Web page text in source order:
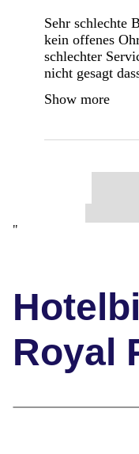
Sehr schlechte
kein offenes
schlechter
nicht gesagt
Show more
"
Royal